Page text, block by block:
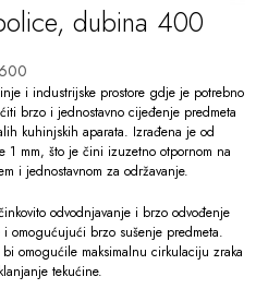
dubina 400
600
i industrijske prostore gdje je potrebno
brzo i jednostavno cijeđenje predmeta
kuhinjskih aparata. Izrađena je od
mm, što je čini izuzetno otpornom na
i jednostavnom za održavanje.
odvodnjavanje i brzo odvođenje
omogućujući brzo sušenje predmeta.
omogućile maksimalnu cirkulaciju zraka
tekućine.